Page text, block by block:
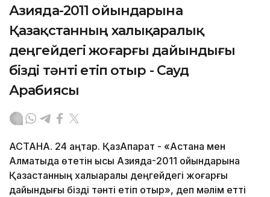
Азияда-2011 ойындарына
Қазақстанның халықаралық
деңгейдегі жоғарғы дайындығы
бізді тәнті етіп отыр - Сауд
Арабиясы
АСТАНА. 24 қаңтар. ҚазАқпарат - «Астана мен
Алматыда өтетін қысқы Азияда-2011 ойындарына
Қазақстанның халықаралық деңгейдегі жоғарғы
дайындығы бізді тәнті етіп отыр», деп мәлім етті